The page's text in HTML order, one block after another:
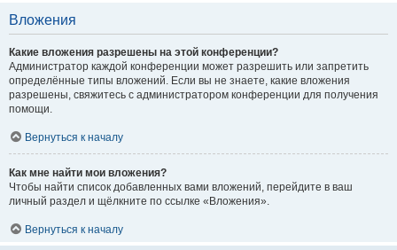
Вложения
Какие вложения разрешены на этой конференции?
Администратор каждой конференции может разрешить или запретить
определённые типы вложений. Если вы не знаете, какие вложения
разрешены, свяжитесь с администратором конференции для получения
помощи.
Вернуться к началу
Как мне найти мои вложения?
Чтобы найти список добавленных вами вложений, перейдите в ваш
личный раздел и щёлкните по ссылке «Вложения».
Вернуться к началу